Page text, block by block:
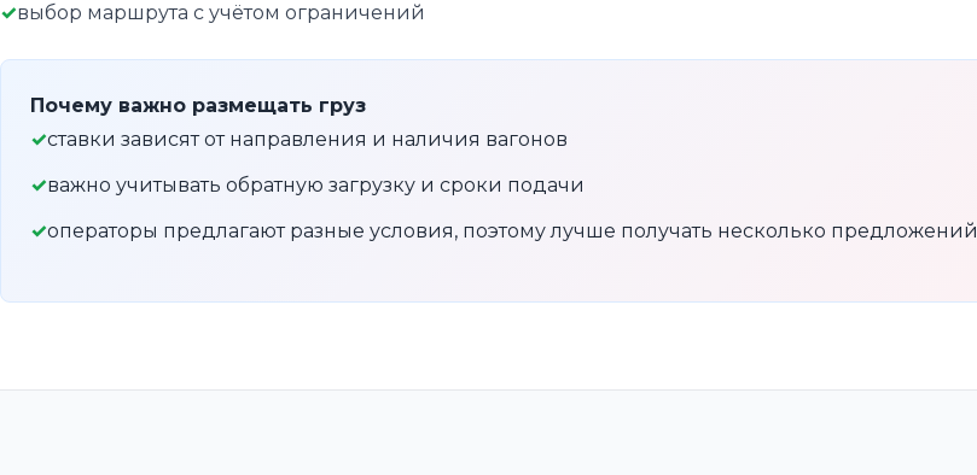
выбор маршрута с учётом ограничений
Почему важно размещать груз
ставки зависят от направления и наличия вагонов
важно учитывать обратную загрузку и сроки подачи
операторы предлагают разные условия, поэтому лучше получать несколько предложений